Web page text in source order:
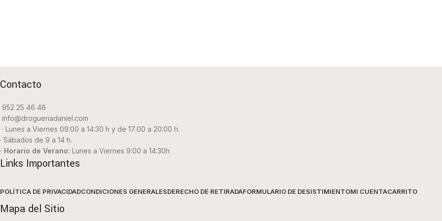
Contacto
952 25 46 46
info@drogueriadaniel.com
· Lunes a Viernes 09:00 a 14:30 h y de 17:00 a 20:00 h.
· Sábados de 9 a 14 h.
· Horario de Verano: Lunes a Viernes 9:00 a 14:30h
Links Importantes
POLÍTICA DE PRIVACIDADCONDICIONES GENERALESDERECHO DE RETIRADAFORMULARIO DE DESISTIMIENTOMI CUENTACARRITO
Mapa del Sitio